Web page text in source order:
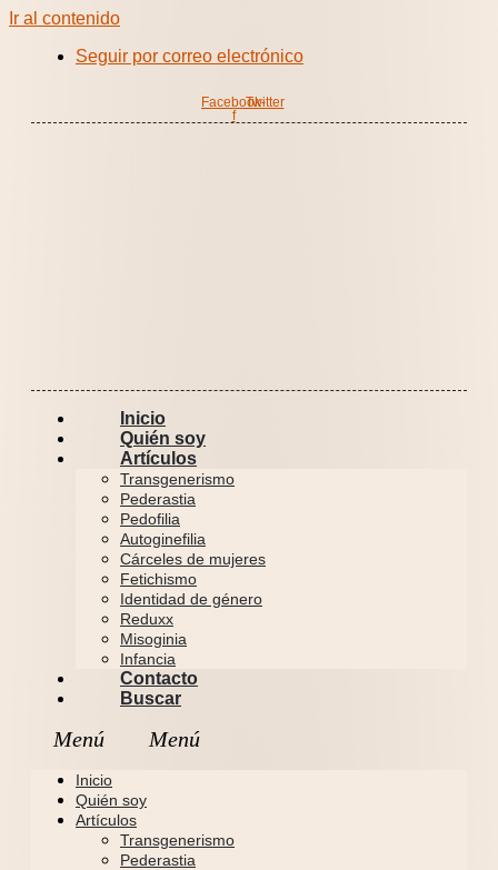
Ir al contenido
Seguir por correo electrónico
Facebook-
f
Twitter
Inicio
Quién soy
Artículos
Transgenerismo
Pederastia
Pedofilia
Autoginefilia
Cárceles de mujeres
Fetichismo
Identidad de género
Reduxx
Misoginia
Infancia
Contacto
Buscar
Inicio
Quién soy
Artículos
Transgenerismo
Pederastia